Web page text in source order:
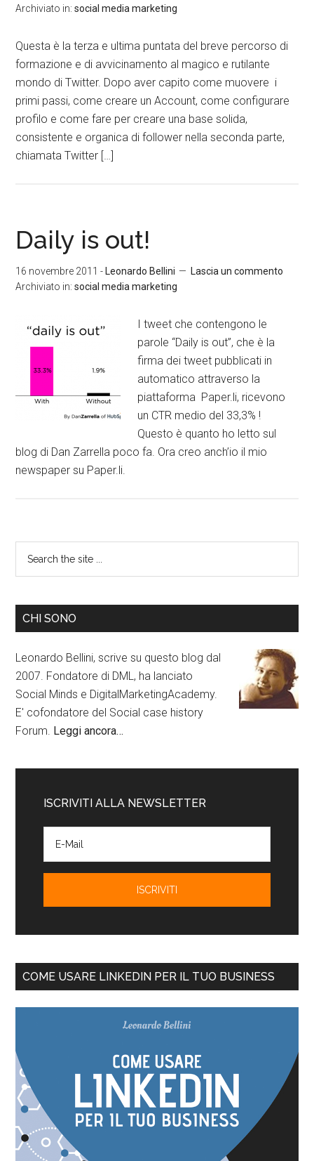
Archiviato in:social media marketing
Questa è la terza e ultima puntata del breve percorso di
formazione e di avvicinamento al magico e rutilante
mondo di Twitter. Dopo aver capito come muovere i
primi passi, come creare un Account, come configurare
profilo e come fare per creare una base solida,
consistente e organica di follower nella seconda parte,
chiamata Twitter […]
Daily is out!
16 novembre 2011 - Leonardo Bellini
Lascia un commento
Archiviato in:social media marketing
I tweet che contengono le
parole “Daily is out”, che è la
firma dei tweet pubblicati in
automatico attraverso la
piattaforma Paper.li, ricevono
un CTR medio del 33,3% !
Questo è quanto ho letto sul
blog di Dan Zarrella poco fa. Ora creo anch’io il mio
newspaper su Paper.li.
CHI SONO
Leonardo Bellini, scrive su questo blog dal
2007. Fondatore di DML, ha lanciato
Social Minds e DigitalMarketingAcademy.
E' cofondatore del Social case history
Forum. Leggi ancora…
ISCRIVITI ALLA NEWSLETTER
COME USARE LINKEDIN PER IL TUO BUSINESS